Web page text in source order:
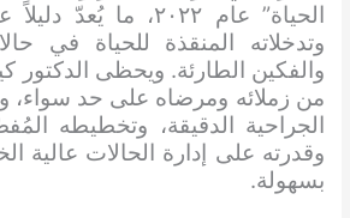
الحياة” عام ٢٠٢٢، ما
وتدخلاته المنقذة للحياة في
والفكين الطارئة. ويحظى الدكتور
من زملائه ومرضاه على حد سواء،
الجراحية الدقيقة، وتخطيطه
وقدرته على إدارة الحالات عالية
بسهولة.